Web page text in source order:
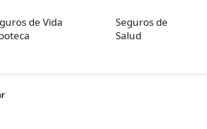
de Vida
Seguros de
Salud